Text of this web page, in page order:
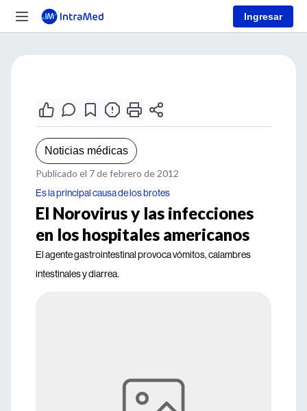
Ingresar
Noticias médicas
Publicado el 7 de febrero de 2012
Es la principal causa de los brotes
El Norovirus y las infecciones
en los hospitales americanos
El agente gastrointestinal provoca vómitos, calambres
intestinales y diarrea.